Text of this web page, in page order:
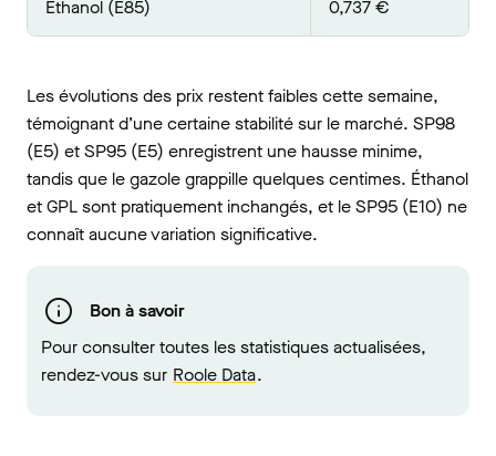
Ethanol (E85) 0,737 €
Les évolutions des prix restent faibles cette semaine,
témoignant d’une certaine stabilité sur le marché. SP98
(E5) et SP95 (E5) enregistrent une hausse minime,
tandis que le gazole grappille quelques centimes. Éthanol
et GPL sont pratiquement inchangés, et le SP95 (E10) ne
connaît aucune variation significative.
Bon à savoir
Pour consulter toutes les statistiques actualisées,
rendez-vous sur Roole Data.